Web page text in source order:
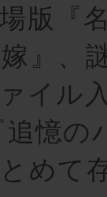
版『
』、
イル
憶の
めて